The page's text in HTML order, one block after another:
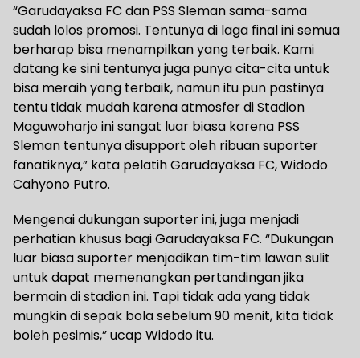
“Garudayaksa FC dan PSS Sleman sama-sama
sudah lolos promosi. Tentunya di laga final ini semua
berharap bisa menampilkan yang terbaik. Kami
datang ke sini tentunya juga punya cita-cita untuk
bisa meraih yang terbaik, namun itu pun pastinya
tentu tidak mudah karena atmosfer di Stadion
Maguwoharjo ini sangat luar biasa karena PSS
Sleman tentunya disupport oleh ribuan suporter
fanatiknya,” kata pelatih Garudayaksa FC, Widodo
Cahyono Putro.
Mengenai dukungan suporter ini, juga menjadi
perhatian khusus bagi Garudayaksa FC. “Dukungan
luar biasa suporter menjadikan tim-tim lawan sulit
untuk dapat memenangkan pertandingan jika
bermain di stadion ini. Tapi tidak ada yang tidak
mungkin di sepak bola sebelum 90 menit, kita tidak
boleh pesimis,” ucap Widodo itu.